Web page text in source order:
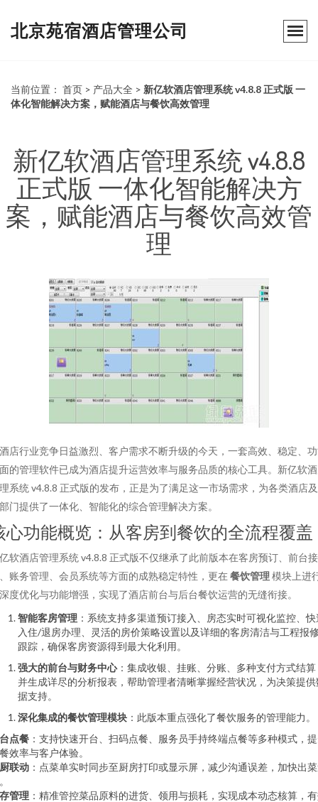
北京苑宿酒店管理公司
当前位置： 首页 > 产品大全 > 新亿软酒店管理系统 v4.8.8 正式版 一
体化智能解决方案，赋能酒店与餐饮高效管理
新亿软酒店管理系统 v4.8.8
正式版 一体化智能解决方
案，赋能酒店与餐饮高效管
理
店行业竞争日益激烈、客户需求不断升级的今天，一套高效、稳定、
的管理软件已成为酒店提升运营效率与服务品质的核心工具。新亿软
系统 v4.8.8 正式版的发布，正是为了满足这一市场需求，为各类酒店
门提供了一体化、智能化的综合管理解决方案。
心功能概览：从客房到餐饮的全流程覆盖
软酒店管理系统 v4.8.8 正式版不仅继承了此前版本在客房预订、前台接
账务管理、会员系统等方面的成熟稳定特性，更在餐饮管理模块上进
度优化与功能增强，实现了酒店前台与后台餐饮运营的无缝衔接。
智能客房管理 ：系统支持多渠道预订接入、房态实时可视化监控、快
入住/退房办理、灵活的房价策略设置以及详细的客房清洁与工程报
跟踪，确保客房资源得到最大化利用。
强大的前台与财务中心：集成收银、挂账、分账、多种支付方式结算
并生成详尽的分析报表，帮助管理者清晰掌握经营状况，为决策提供
据支持。
深化集成的餐饮管理模块 ：此版本重点强化了餐饮服务的管理能力。
点餐 ：支持快速开台、扫码点餐、服务员手持终端点餐等多种模式，
效率与客户体验。
联动 ：点菜单实时同步至厨房打印或显示屏，减少沟通误差，加快出
管理 ：精准管控菜品原料的进货、领用与损耗，实现成本动态核算，